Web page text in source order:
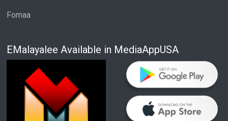
Fomaa
EMalayalee Available in MediaAppUSA